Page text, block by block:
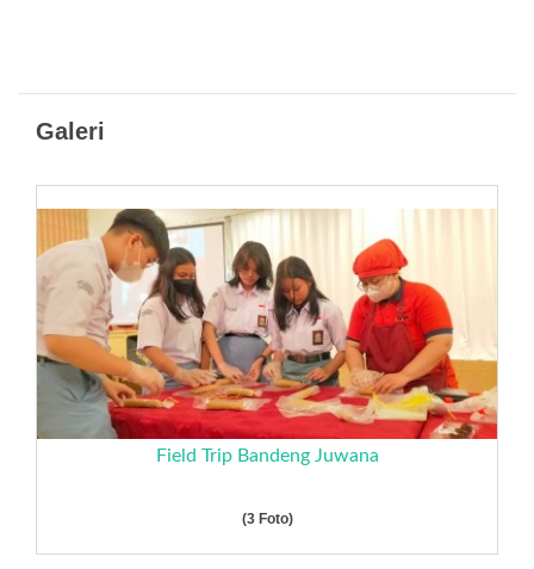
Galeri
Field Trip Bandeng Juwana
(3 Foto)